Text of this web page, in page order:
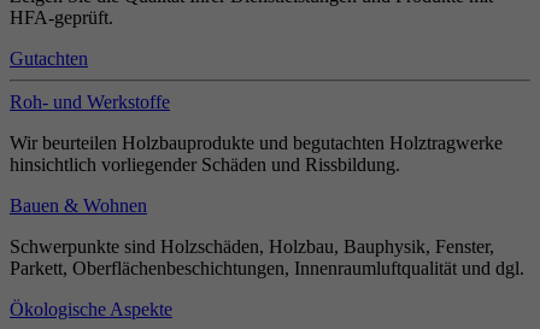
HFA-geprüft.
Gutachten
Roh- und Werkstoffe
Wir beurteilen Holzbauprodukte und begutachten Holztragwerke
hinsichtlich vorliegender Schäden und Rissbildung.
Bauen & Wohnen
Schwerpunkte sind Holzschäden, Holzbau, Bauphysik, Fenster,
Parkett, Oberflächenbeschichtungen, Innenraumluftqualität und dgl.
Ökologische Aspekte